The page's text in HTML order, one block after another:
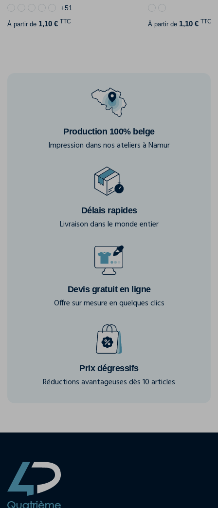
+51
À partir de 1,10 € TTC À partir de 1,10 € TTC
Production 100% belge
Impression dans nos ateliers à Namur
Délais rapides
Livraison dans le monde entier
Devis gratuit en ligne
Offre sur mesure en quelques clics
Prix dégressifs
Réductions avantageuses dès 10 articles